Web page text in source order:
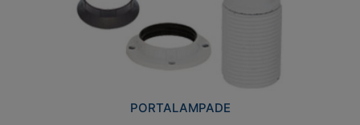
PORTALAMPADE